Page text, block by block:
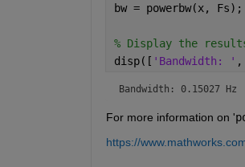
bw = powerbw(x, Fs);
% Display the
disp([ 'Bandwidth: ' ,
Bandwidth: 0.15027 Hz
For more information on '
https://